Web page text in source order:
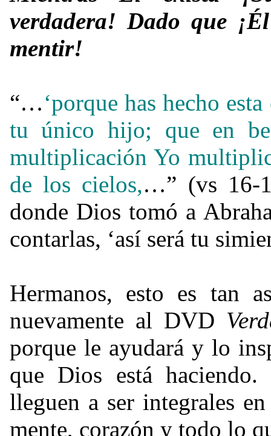
verdadera! Dado que
mentir!
“…‘porque has hecho
tu único hijo;
que en
multiplicación Yo
de los cielos,…” (vs 16-
donde Dios tomó a
contarlas, ‘así será tu
Hermanos, esto es tan
nuevamente al DVD
porque le ayudará y lo
que Dios está haciendo.
lleguen a ser integrales
mente, corazón y todo lo